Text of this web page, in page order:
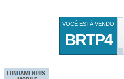
VOCÊ ESTÁ VENDO
BRTP4